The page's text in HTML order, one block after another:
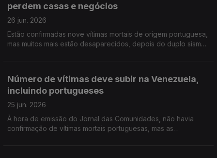
perdem casas e negócios
26 jun. 2026
Estão confirmadas nove vítimas mortais de origem portuguesa,
mas muitos mais estão desaparecidos, depois do duplo sismo.
Número de vítimas deve subir na Venezuela,
incluindo portugueses
25 jun. 2026
À hora de emissão do Jornal das Comunidades, não havia
confirmação de vítimas mortais portuguesas, mas as